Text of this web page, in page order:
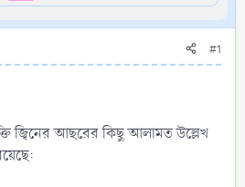
#1
জ্বিনের আছরের কিছু আলামত উল্লেখ